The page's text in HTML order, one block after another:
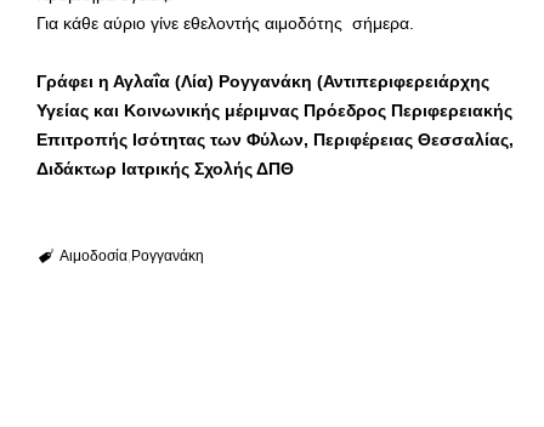
Για κάθε αύριο γίνε εθελοντής αιμοδότης σήμερα.
Γράφει η Αγλαΐα (Λία) Ρογγανάκη (Αντιπεριφερειάρχης
Υγείας και Κοινωνικής μέριμνας Πρόεδρος Περιφερειακής
Επιτροπής Ισότητας των Φύλων, Περιφέρειας Θεσσαλίας,
Διδάκτωρ Ιατρικής Σχολής ΔΠΘ
Αιμοδοσία Ρογγανάκη